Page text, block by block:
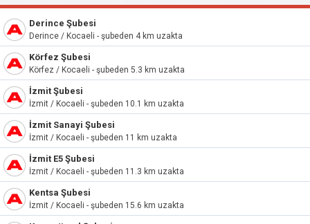
Derince Şubesi
Derince / Kocaeli - şubeden 4 km uzakta
Körfez Şubesi
Körfez / Kocaeli - şubeden 5.3 km uzakta
İzmit Şubesi
İzmit / Kocaeli - şubeden 10.1 km uzakta
İzmit Sanayi Şubesi
İzmit / Kocaeli - şubeden 11 km uzakta
İzmit E5 Şubesi
İzmit / Kocaeli - şubeden 11.3 km uzakta
Kentsa Şubesi
İzmit / Kocaeli - şubeden 15.6 km uzakta